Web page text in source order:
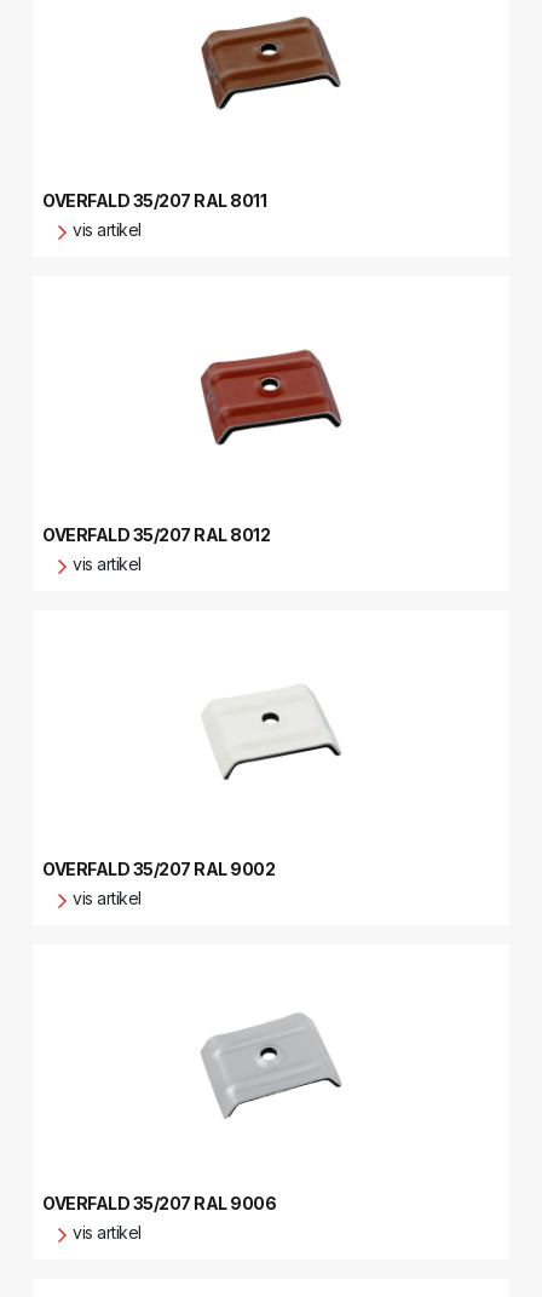
OVERFALD 35/207 RAL 8011
vis artikel
OVERFALD 35/207 RAL 8012
vis artikel
OVERFALD 35/207 RAL 9002
vis artikel
OVERFALD 35/207 RAL 9006
vis artikel